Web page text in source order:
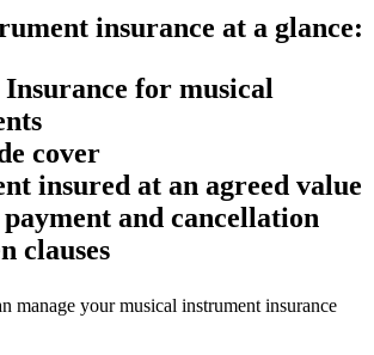
insurance at a glance:
for musical
cover
insured at an agreed value
and cancellation
clauses
manage your musical instrument insurance